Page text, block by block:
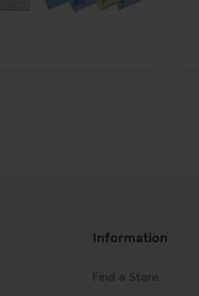
Information
Find a Store